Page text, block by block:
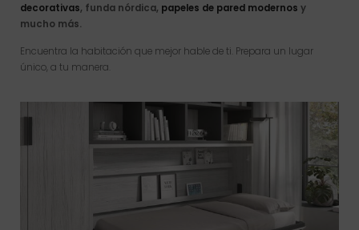
decorativas, funda nórdica, papeles de pared modernos y
mucho más.
Encuentra la habitación que mejor hable de ti. Prepara un lugar
único, a tu manera.